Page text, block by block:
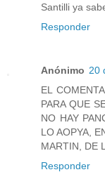
Santilli ya
Responder
Anónimo 20
EL
PARA QUE
NO HAY
LO AOPYA,
MARTIN, DE
Responder